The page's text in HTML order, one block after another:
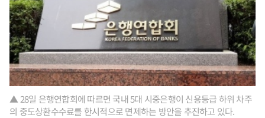
▲ 28일 은행연합회에 따르면 국내 5대 시중은행이 신용등급 하위 차주
의 중도상환수수료를 한시적으로 면제하는 방안을 추진하고 있다.